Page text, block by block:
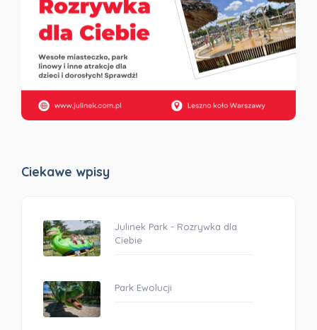
Ciekawe wpisy
Julinek Park - Rozrywka dla
Ciebie
Park Ewolucji